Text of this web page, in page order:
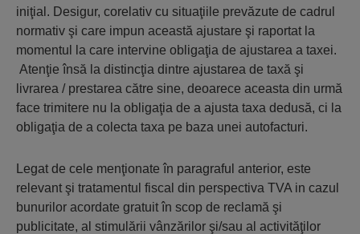
iniţial. Desigur, corelativ cu situaţiile prevăzute de cadrul
normativ şi care impun această ajustare şi raportat la
momentul la care intervine obligaţia de ajustarea a taxei.
Atenţie însă la distincţia dintre ajustarea de taxă şi
livrarea / prestarea către sine, deoarece aceasta din urmă
face trimitere nu la obligaţia de a ajusta taxa dedusă, ci la
obligaţia de a colecta taxa pe baza unei autofacturi.
Legat de cele menţionate în paragraful anterior, este
relevant şi tratamentul fiscal din perspectiva TVA in cazul
bunurilor acordate gratuit în scop de reclamă şi
publicitate, al stimulării vânzărilor şi/sau al activităţilor